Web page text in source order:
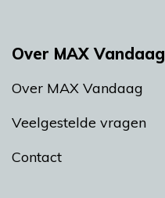
Over MAX Vandaag
Over MAX Vandaag
Veelgestelde vragen
Contact